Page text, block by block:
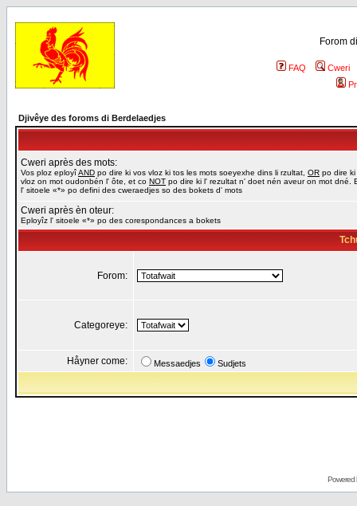
Forom
FAQ
Cweri
Djivêye des foroms di Berdelaedjes
Cweri après des mots:
Vos ploz eployîAND po dire ki vos vloz ki tos les mots soeyexhe dins li rzultat, OR po dire ki
vloz on mot oudonbén l' ôte, et co NOT po dire ki l' rezultat n' doet nén aveur on mot dné.
l' sitoele «*» po defini des cweraedjes so des bokets d' mots
Cweri après èn oteur:
Eployîz l' sitoele «*» po des corespondances a bokets
Forom:
Categoreye:
Håyner come: Messaedjes Sudjets
Powered